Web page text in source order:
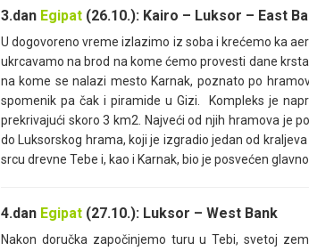
3.dan Egipat (26.10.): Kairo – Luksor – East
U dogovoreno vreme izlazimo iz soba i krećemo ka
ukrcavamo na brod na kome ćemo provesti dane
na kome se nalazi mesto Karnak, poznato po
spomenik pa čak i piramide u Gizi. Kompleks je
prekrivajući skoro 3 km2. Najveći od njih hramova je
do Luksorskog hrama, koji je izgradio jedan od
srcu drevne Tebe i, kao i Karnak, bio je posvećen
4.dan Egipat (27.10.): Luksor – West Bank
Nakon doručka započinjemo turu u Tebi, svetoj